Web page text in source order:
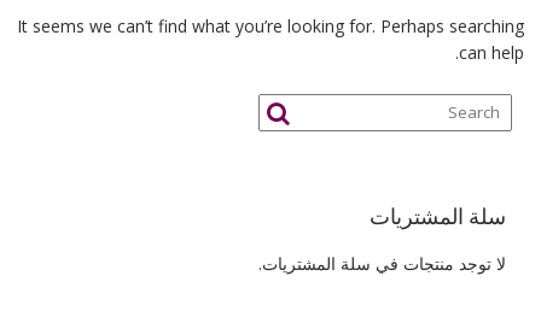
It seems we can’t find what you’re looking for. Perhaps searching
can help.
سلة المشتريات
لا توجد منتجات في سلة المشتريات.